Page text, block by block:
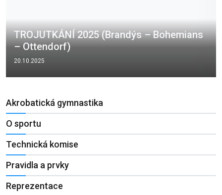
TROJUTKÁNÍ 2025 (Brandýs – Bohemians
– Ottendorf)
20.10.2025
Akrobatická gymnastika
O sportu
Technická komise
Pravidla a prvky
Reprezentace